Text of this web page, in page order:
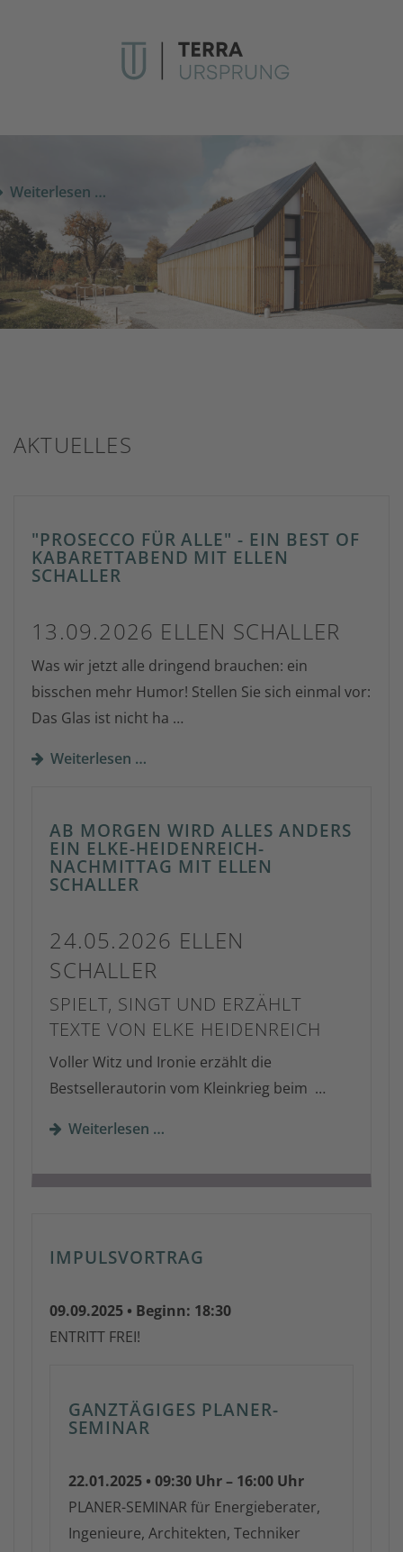
AKTUELLES
"PROSECCO FÜR ALLE" - EIN BEST OF
KABARETTABEND MIT ELLEN
SCHALLER
13.09.2026 ELLEN SCHALLER
Was wir jetzt alle dringend brauchen: ein
bisschen mehr Humor! Stellen Sie sich einmal vor:
Das Glas ist nicht ha …
Weiterlesen …
AB MORGEN WIRD ALLES ANDERS
EIN ELKE-HEIDENREICH-
NACHMITTAG MIT ELLEN
SCHALLER
24.05.2026 ELLEN
SCHALLER
SPIELT, SINGT UND ERZÄHLT
TEXTE VON ELKE HEIDENREICH
Voller Witz und Ironie erzählt die
Bestsellerautorin vom Kleinkrieg beim …
Weiterlesen …
IMPULSVORTRAG
09.09.2025 • Beginn: 18:30
ENTRITT FREI!
Weiterlesen …
GANZTÄGIGES PLANER-
SEMINAR
22.01.2025 • 09:30 Uhr – 16:00 Uhr
PLANER-SEMINAR für Energieberater,
Ingenieure, Architekten, Techniker